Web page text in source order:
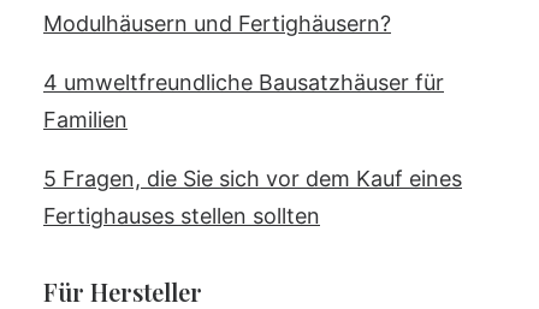
Modulhäusern und Fertighäusern?
4 umweltfreundliche Bausatzhäuser für
Familien
5 Fragen, die Sie sich vor dem Kauf eines
Fertighauses stellen sollten
Für Hersteller